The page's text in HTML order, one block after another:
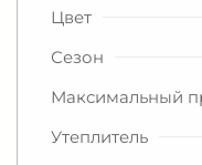
Цвет
Сезон
Максимальный
Утеплитель